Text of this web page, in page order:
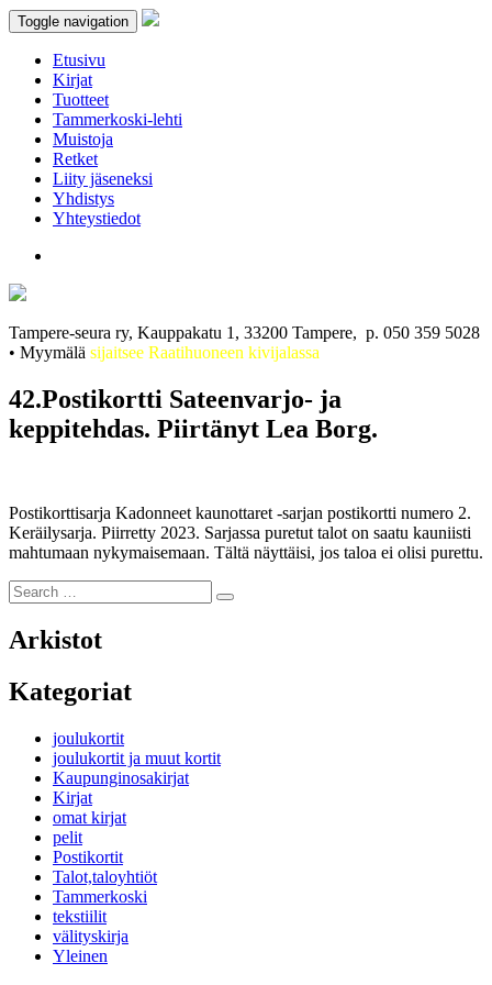
Toggle navigation
Etusivu
Kirjat
Tuotteet
Tammerkoski-lehti
Muistoja
Retket
Liity jäseneksi
Yhdistys
Yhteystiedot
Tampere-seura ry, Kauppakatu 1, 33200 Tampere, p. 050 359 5028
• Myymälä sijaitsee Raatihuoneen kivijalassa
42.Postikortti Sateenvarjo- ja
keppitehdas. Piirtänyt Lea Borg.
Postikorttisarja Kadonneet kaunottaret -sarjan postikortti numero 2.
Keräilysarja. Piirretty 2023. Sarjassa puretut talot on saatu kauniisti
mahtumaan nykymaisemaan. Tältä näyttäisi, jos taloa ei olisi purettu.
Search
for:
Search
Arkistot
Kategoriat
joulukortit
joulukortit ja muut kortit
Kaupunginosakirjat
Kirjat
omat kirjat
pelit
Postikortit
Talot,taloyhtiöt
Tammerkoski
tekstiilit
välityskirja
Yleinen